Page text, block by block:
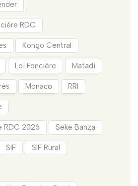
RDC
Kongo Central
Loi Foncière Matadi
Monaco RRI
RDC 2026 Seke Banza
SIF SIF Rural